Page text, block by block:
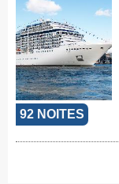
92 NOITES